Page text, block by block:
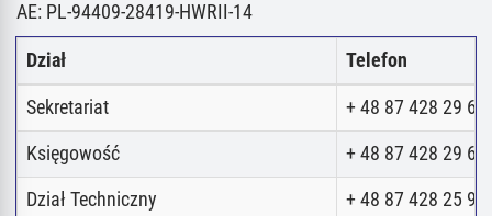
AE: PL-94409-28419-HWRII-14
Dział Telefon
Sekretariat + 48 87 428 29 62
Księgowość + 48 87 428 29 62
Dział Techniczny + 48 87 428 25 98